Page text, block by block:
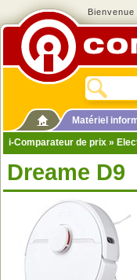
Matériel
i-Comparateur de prix »
Dreame D9